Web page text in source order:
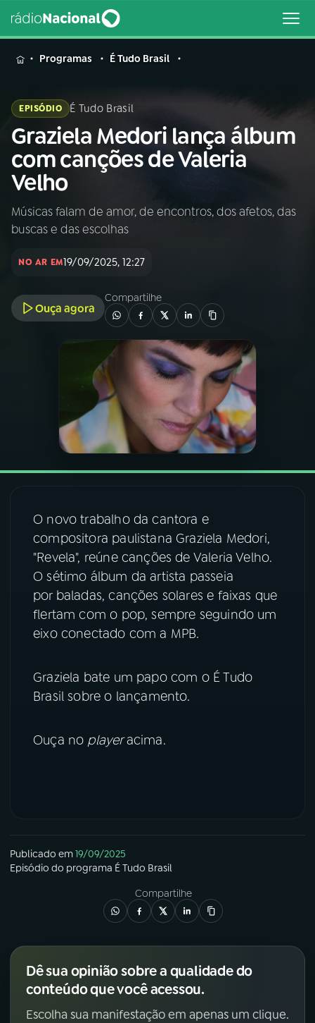
MENU
Buscar
na
Rádio
Nacional
Buscar
AO VIVO
INÍCIO
A RÁDIO
PROGRAMAÇÃO
PROGRAMAS
PODCASTS
07ÚLTIMAS
08FESTIVAL DE MÚSICA
ACOMPANHE A RÁDIO NACIONAL
Instagram X
Programas É Tudo Brasil
EPISÓDIO É Tudo Brasil
Graziela Medori lança álbum
com canções de Valeria
Velho
Músicas falam de amor, de encontros, dos afetos, das
buscas e das escolhas
NO AR EM19/09/2025, 12:27
Ouça agora
Compartilhe
O novo trabalho da cantora e
compositora paulistana Graziela Medori,
"Revela", reúne canções de Valeria Velho.
O sétimo álbum da artista passeia
por baladas, canções solares e faixas que
flertam com o pop, sempre seguindo um
eixo conectado com a MPB.
Graziela bate um papo com o É Tudo
Brasil sobre o lançamento.
Ouça no playeracima.
Publicado em19/09/2025
Episódio do programa É Tudo Brasil
Compartilhe
Dê sua opinião sobre a qualidade do
conteúdo que você acessou.
Escolha sua manifestação em apenas um clique.